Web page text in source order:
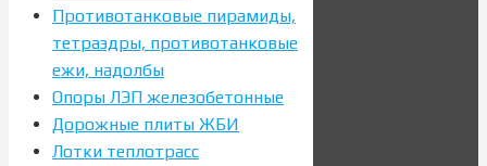
Противотанковые пирамиды,
тетраэдры, противотанковые
ежи, надолбы
Опоры ЛЭП железобетонные
Дорожные плиты ЖБИ
Лотки теплотрасс